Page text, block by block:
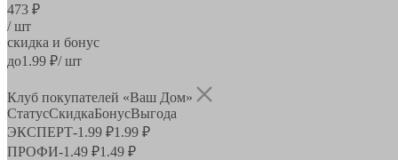
473 ₽
/ шт
скидка и бонус
до1.99 ₽/ шт
Клуб покупателей «Ваш Дом»
СтатусСкидкаБонусВыгода
ЭКСПЕРТ-1.99 ₽1.99 ₽
ПРОФИ-1.49 ₽1.49 ₽